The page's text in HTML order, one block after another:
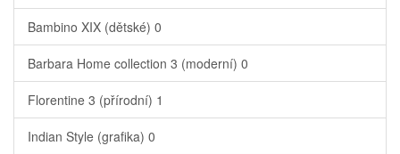
Bambino XIX (dětské) 0
Barbara Home collection 3 (moderní) 0
Florentine 3 (přírodní) 1
Indian Style (grafika) 0